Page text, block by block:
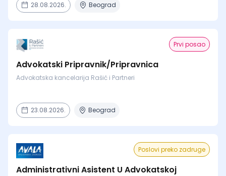
28.08.2026. Beograd
Prvi posao
Advokatski Pripravnik/Pripravnica
Advokatska kancelarija Rašić i Partneri
23.08.2026. Beograd
Poslovi preko zadruge
Administrativni Asistent U Advokatskoj